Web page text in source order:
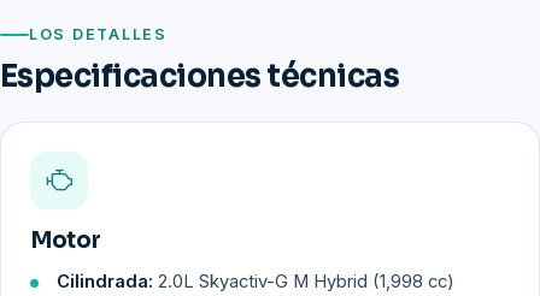
LOS DETALLES
Especificaciones técnicas
Motor
Cilindrada: 2.0L Skyactiv-G M Hybrid (1,998 cc)